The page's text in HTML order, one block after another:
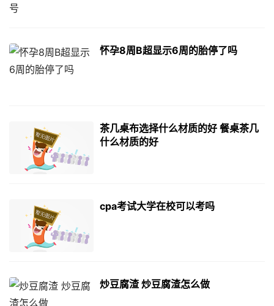
怀孕8周B超显示6周的胎停了吗
茶几桌布选择什么材质的好 餐桌茶几
什么材质的好
cpa考试大学在校可以考吗
炒豆腐渣 炒豆腐渣怎么做